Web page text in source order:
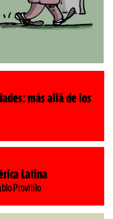
más allá de los
Latina
Provitilo